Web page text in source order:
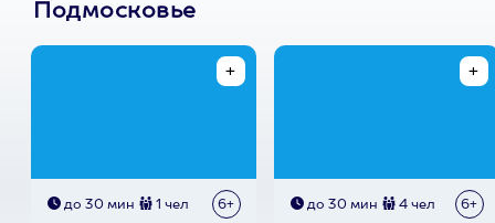
Подмосковье
до 30 мин 1 чел 6+ до 30 мин 4 чел 6+